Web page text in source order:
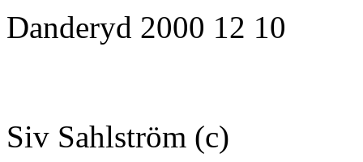
Danderyd 2000 12 10
Siv Sahlström (c)